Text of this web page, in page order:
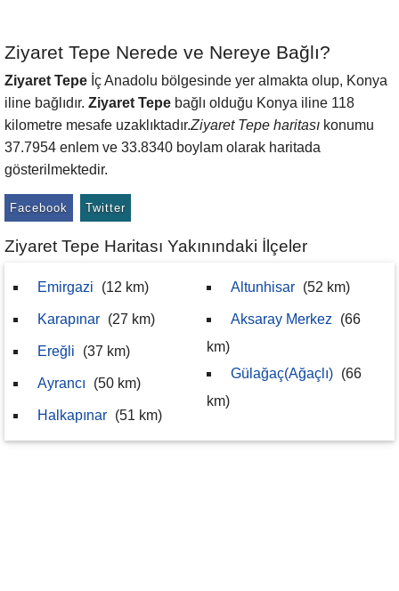
Ziyaret Tepe Nerede ve Nereye Bağlı?
Ziyaret Tepe İç Anadolu bölgesinde yer almakta olup, Konya
iline bağlıdır. Ziyaret Tepe bağlı olduğu Konya iline 118
kilometre mesafe uzaklıktadır.Ziyaret Tepe haritası konumu
37.7954 enlem ve 33.8340 boylam olarak haritada
gösterilmektedir.
Facebook Twitter
Ziyaret Tepe Haritası Yakınındaki İlçeler
Emirgazi (12 km)
Karapınar (27 km)
Ereğli (37 km)
Ayrancı (50 km)
Halkapınar (51 km)
Altunhisar (52 km)
Aksaray Merkez
(66
km)
Gülağaç(Ağaçlı) (66
km)